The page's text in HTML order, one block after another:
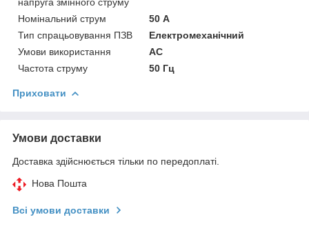
Номінальний струм
50 А
Тип спрацьовування ПЗВ
Електромеханічний
Умови використання
АС
Частота струму
50 Гц
Приховати
Умови доставки
Доставка здійснюється тільки по передоплаті.
Нова Пошта
Всі умови доставки